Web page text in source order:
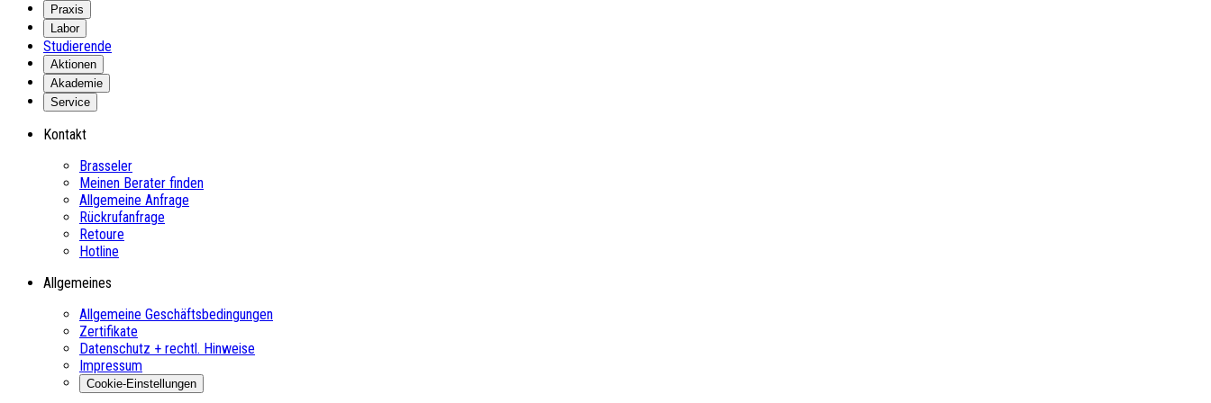
Praxis
Labor
Studierende
Aktionen
Akademie
Service
Kontakt
Brasseler
Meinen Berater finden
Allgemeine Anfrage
Rückrufanfrage
Retoure
Hotline
Allgemeines
Allgemeine Geschäftsbedingungen
Zertifikate
Datenschutz + rechtl. Hinweise
Impressum
Cookie-Einstellungen